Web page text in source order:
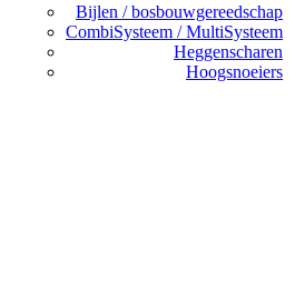
Bijlen / bosbouwgereedschap
CombiSysteem / MultiSysteem
Heggenscharen
Hoogsnoeiers